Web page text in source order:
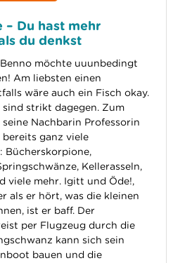
– Du hast mehr
du denkst
möchte uuunbedingt
Am liebsten einen
wäre auch ein Fisch okay.
strikt dagegen. Zum
Nachbarin Professorin
bereits ganz viele
Bücherskorpione,
Kellerasseln,
viele mehr. Igitt und Öde!,
als er hört, was die kleinen
ist er baff. Der
per Flugzeug durch die
kann sich sein
bauen und die